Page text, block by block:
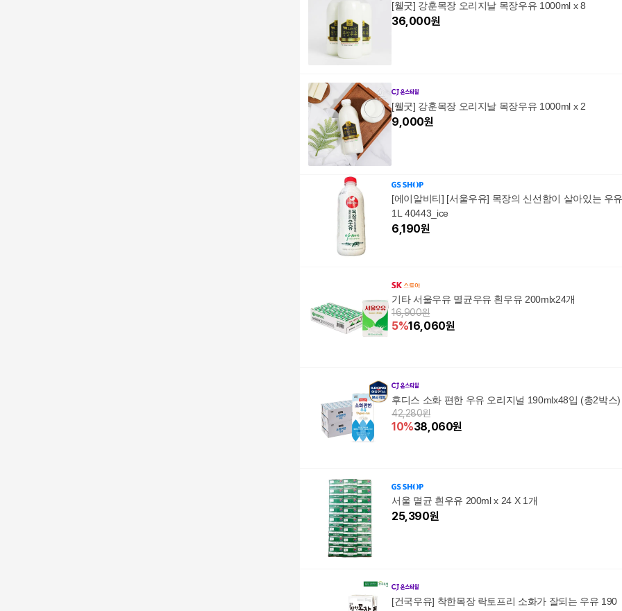
[웰굿] 강훈목장 오리지날 목장우유 1000ml x 8
36,000원
[웰굿] 강훈목장 오리지날 목장우유 1000ml x 2
9,000원
[에이알비티] [서울우유] 목장의 신선함이 살아있는 우
1L 40443_ice
6,190원
기타 서울우유 멸균우유 흰우유 200mlx24개
16,900원
5%16,060원
후디스 소화 편한 우유 오리지널 190mlx48입 (총2박스)
42,280원
10%38,060원
서울 멸균 흰우유 200ml x 24 X 1개
25,390원
[건국우유] 착한목장 락토프리 소화가 잘되는 우유 190